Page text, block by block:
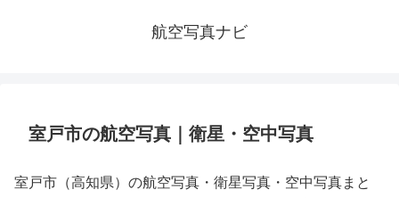
航空写真ナビ
室戸市の航空写真｜衛星・空中写真
室戸市（高知県）の航空写真・衛星写真・空中写真まと